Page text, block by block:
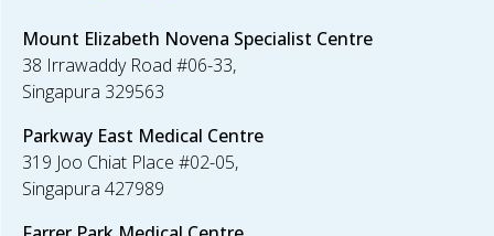
Mount Elizabeth Novena Specialist Centre
38 Irrawaddy Road #06-33,
Singapura 329563
Parkway East Medical Centre
319 Joo Chiat Place #02-05,
Singapura 427989